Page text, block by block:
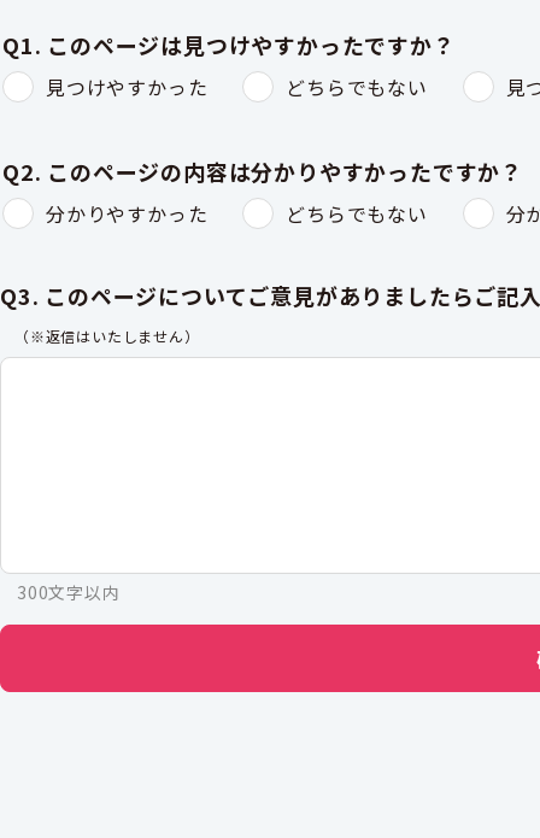
Q1. このページは見つけやすかったですか？
見つけやすかった どちらでもない 見
Q2. このページの内容は分かりやすかったですか？
分かりやすかった どちらでもない 分
Q3. このページについてご意見がありましたらご記
（※返信はいたしません）
300文字以内